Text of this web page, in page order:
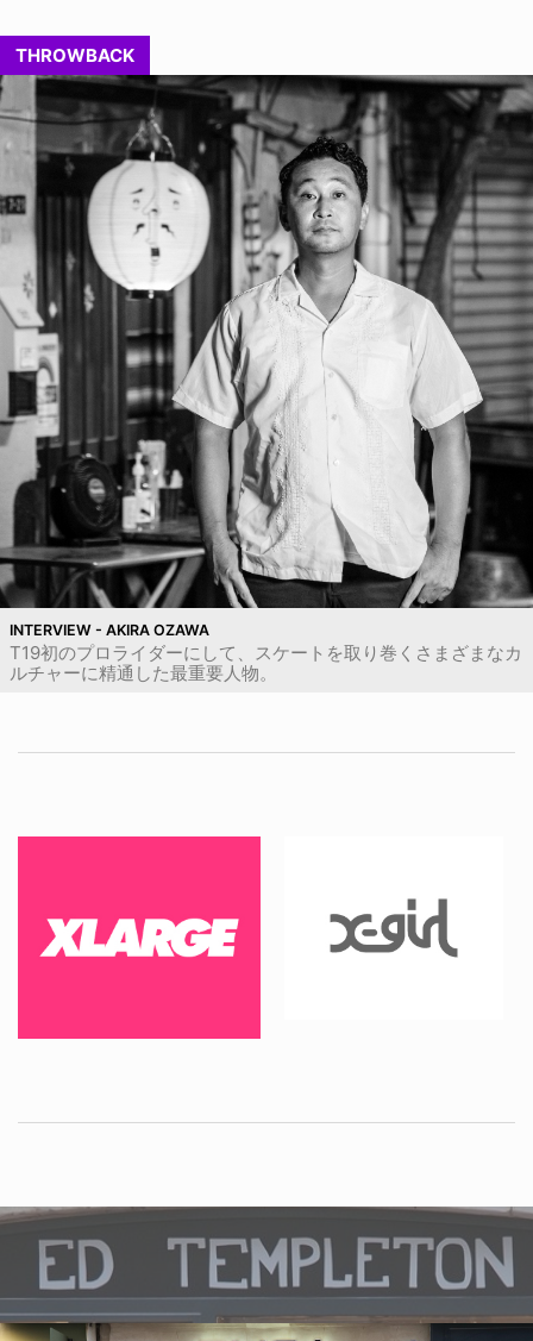
THROWBACK
INTERVIEW - AKIRA OZAWA
T19初のプロライダーにして、スケートを取り巻くさまざまなカ
ルチャーに精通した最重要人物。